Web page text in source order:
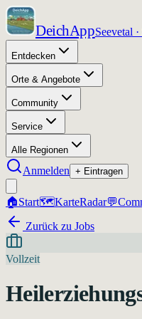
DeichAppSeevetal
Entdecken
Orte & Angebote
Community
Service
Alle Regionen
Anmelden + Eintragen
🏠Start🗺️KarteRadar💬
Zurück zu Jobs
Vollzeit